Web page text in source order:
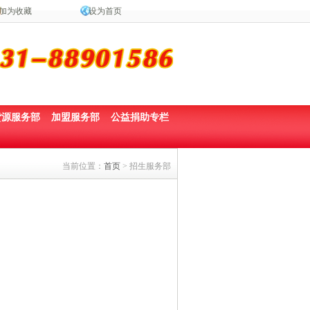
为收藏 设为首页
服务部 加盟服务部 公益捐助专栏
当前位置： 首页 > 招生服务部